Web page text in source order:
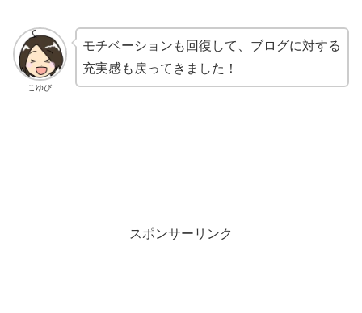
こゆび
モチベーションも回復して、ブログに対する
充実感も戻ってきました！
スポンサーリンク